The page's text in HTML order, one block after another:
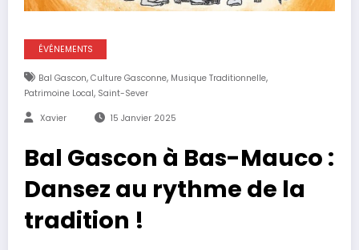
ÉVÉNEMENTS
Bal Gascon, Culture Gasconne, Musique Traditionnelle,
Patrimoine Local, Saint-Sever
Xavier 15 Janvier 2025
Bal Gascon à Bas-Mauco :
Dansez au rythme de la
tradition !